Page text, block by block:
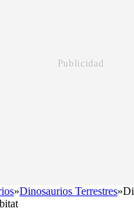
»Dinosaurios Terrestres»